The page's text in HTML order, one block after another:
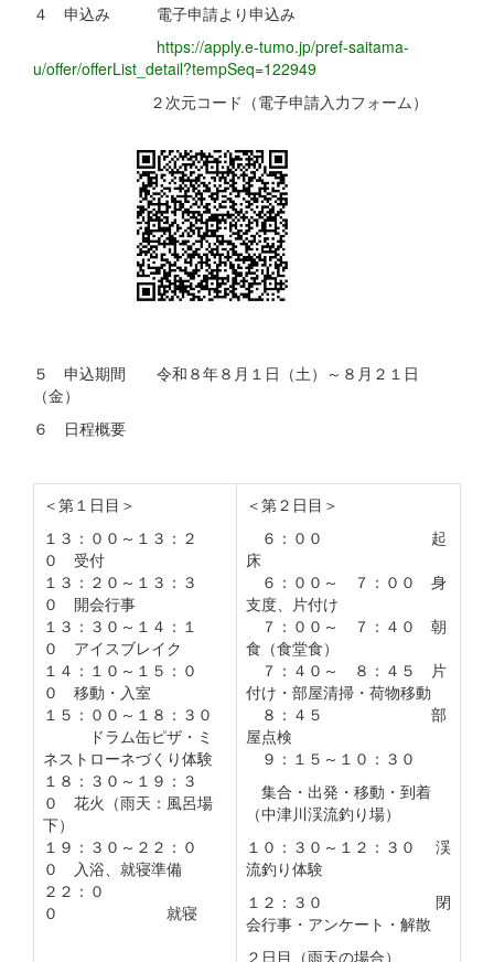
４ 申込み 電子申請より申込み
https://apply.e-tumo.jp/pref-saitama-
u/offer/offerList_detail?tempSeq=122949
２次元コード（電子申請入力フォーム）
５ 申込期間 令和８年８月１日（土）～８月２１日
（金）
６ 日程概要
＜第１日目＞
１３：００～１３：２
０ 受付
１３：２０～１３：３
０ 開会行事
１３：３０～１４：１
０ アイスブレイク
１４：１０～１５：０
０ 移動・入室
１５：００～１８：３０
ドラム缶ピザ・ミ
ネストローネづくり体験
１８：３０～１９：３
０ 花火（雨天：風呂場
下）
１９：３０～２２：０
０ 入浴、就寝準備
２２：０
０ 就寝
＜第２日目＞
６：００ 起
床
６：００～ ７：００ 身
支度、片付け
７：００～ ７：４０ 朝
食（食堂食）
７：４０～ ８：４５ 片
付け・部屋清掃・荷物移動
８：４５ 部
屋点検
９：１５～１０：３０
集合・出発・移動・到着
（中津川渓流釣り場）
１０：３０～１２：３０ 渓
流釣り体験
１２：３０ 閉
会行事・アンケート・解散
２日目（雨天の場合）